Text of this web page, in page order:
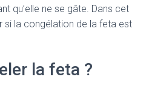
qu’elle ne se gâte. Dans cet
si la congélation de la feta est
la feta ?